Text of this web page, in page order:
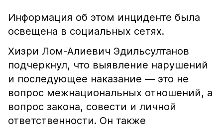
Информация об этом инциденте была
освещена в социальных сетях.
Хизри Лом-Алиевич Эдильсултанов
подчеркнул, что выявление нарушений
и последующее наказание — это не
вопрос межнациональных отношений, а
вопрос закона, совести и личной
ответственности. Он также